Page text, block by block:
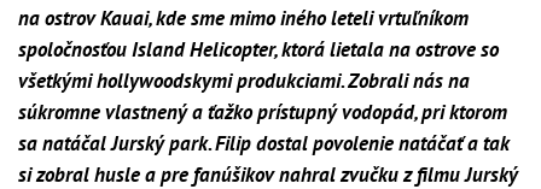
na ostrov Kauai, kde sme mimo iného leteli vrtuľníkom
spoločnosťou Island Helicopter, ktorá lietala na ostrove so
všetkými hollywoodskymi produkciami. Zobrali nás na
súkromne vlastnený a ťažko prístupný vodopád, pri ktorom
sa natáčal Jurský park. Filip dostal povolenie natáčať a tak
si zobral husle a pre fanúšikov nahral zvučku z filmu Jurský